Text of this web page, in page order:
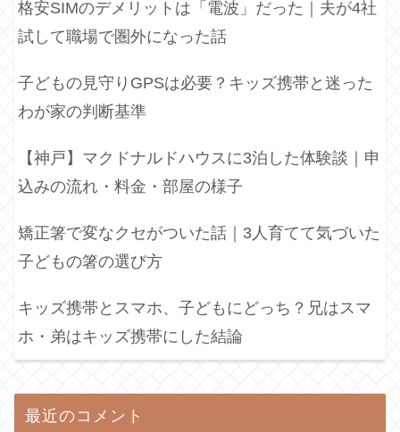
格安SIMのデメリットは「電波」だった｜夫が4社
試して職場で圏外になった話
子どもの見守りGPSは必要？キッズ携帯と迷った
わが家の判断基準
【神戸】マクドナルドハウスに3泊した体験談｜申
込みの流れ・料金・部屋の様子
矯正箸で変なクセがついた話｜3人育てて気づいた
子どもの箸の選び方
キッズ携帯とスマホ、子どもにどっち？兄はスマ
ホ・弟はキッズ携帯にした結論
最近のコメント